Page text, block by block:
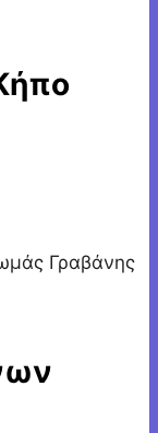
Γραβάνης